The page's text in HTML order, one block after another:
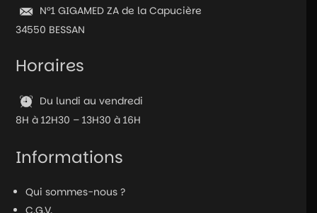
N°1 GIGAMED ZA de la Capucière
34550 BESSAN
Horaires
Du lundi au vendredi
8H à 12H30 – 13H30 à 16H
Informations
Qui sommes-nous ?